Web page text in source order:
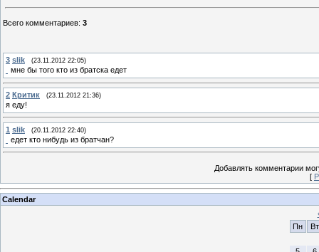
Всего комментариев: 3
3 slik (23.11.2012 22:05)
мне бы того кто из братска едет
2 Критик (23.11.2012 21:36)
я еду!
1 slik (20.11.2012 22:40)
едет кто нибудь из братчан?
Добавлять комментарии
[
Calendar
Пн
Вт